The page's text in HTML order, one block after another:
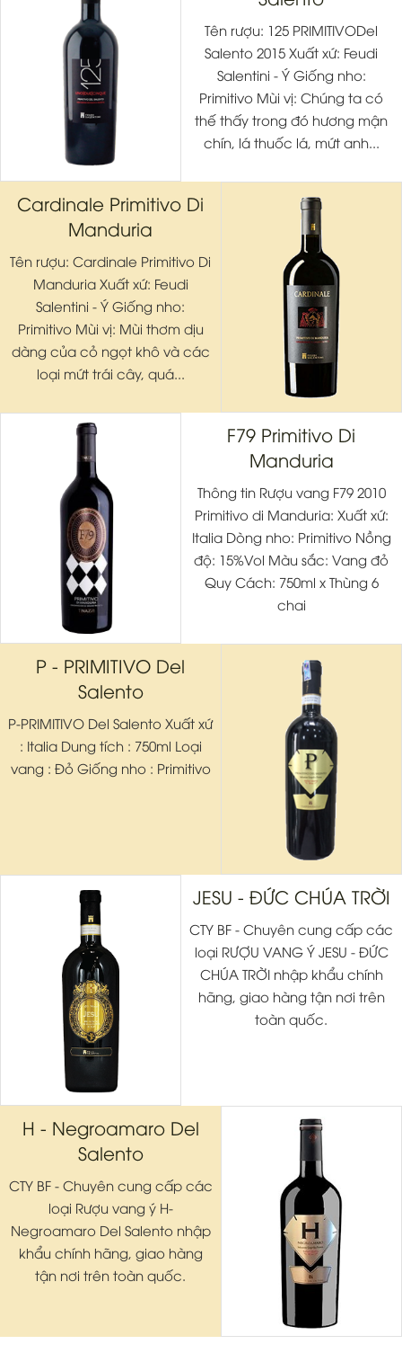
Tên rượu: 125 PRIMITIVODel
Salento 2015 Xuất xứ: Feudi
Salentini - Ý Giống nho:
Primitivo Mùi vị: Chúng ta có
thế thấy trong đó hương mận
chín, lá thuốc lá, mứt anh...
Cardinale Primitivo Di
Manduria
Tên rượu: Cardinale Primitivo Di
Manduria Xuất xứ: Feudi
Salentini - Ý Giống nho:
Primitivo Mùi vị: Mùi thơm dịu
dàng của cỏ ngọt khô và các
loại mứt trái cây, quá...
F79 Primitivo Di
Manduria
Thông tin Rượu vang F79 2010
Primitivo di Manduria: Xuất xứ:
Italia Dòng nho: Primitivo Nồng
độ: 15%Vol Màu sắc: Vang đỏ
Quy Cách: 750ml x Thùng 6
chai
P - PRIMITIVO Del
Salento
P-PRIMITIVO Del Salento Xuất xứ
: Italia Dung tích : 750ml Loại
vang : Đỏ Giống nho : Primitivo
JESU - ĐỨC CHÚA TRỜI
CTY BF - Chuyên cung cấp các
loại RƯỢU VANG Ý JESU - ĐỨC
CHÚA TRỜI nhập khẩu chính
hãng, giao hàng tận nơi trên
toàn quốc.
H - Negroamaro Del
Salento
CTY BF - Chuyên cung cấp các
loại Rượu vang ý H-
Negroamaro Del Salento nhập
khẩu chính hãng, giao hàng
tận nơi trên toàn quốc.